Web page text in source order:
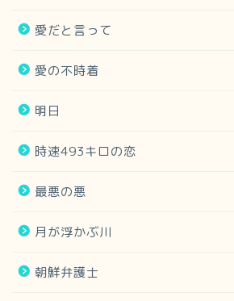
愛だと言って
愛の不時着
明日
時速493キロの恋
最悪の悪
月が浮かぶ川
朝鮮弁護士